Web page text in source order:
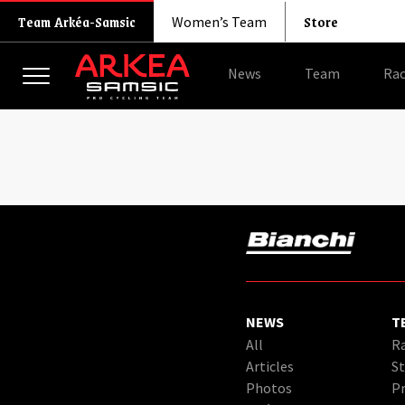
Team Arkéa-Samsic Women’s Team Store
News Team
NEWS
All
Articles
Photos